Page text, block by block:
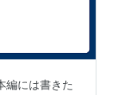
編には書きた